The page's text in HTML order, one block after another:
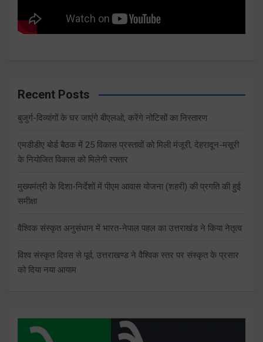
Recent Posts
बुजुर्ग-दिव्यांगों के घर जाएंगे बीएलओ, करेंगे नोटिसों का निस्तारण
एमडीडीए बोर्ड बैठक में 25 विकास प्रस्तावों को मिली मंजूरी, देहरादून-मसूरी
के नियोजित विकास को मिलेगी रफ्तार
मुख्यमंत्री के दिशा-निर्देशों में पीएम आवास योजना (शहरी) की प्रगति की हुई
समीक्षा
वैश्विक संस्कृत अनुसंधान में भारत-नेपाल पहल का उत्तराखंड ने किया नेतृत्व
विश्व संस्कृत दिवस से पूर्व, उत्तराखण्ड ने वैश्विक स्तर पर संस्कृत के प्रसार
को दिया नया आयाम